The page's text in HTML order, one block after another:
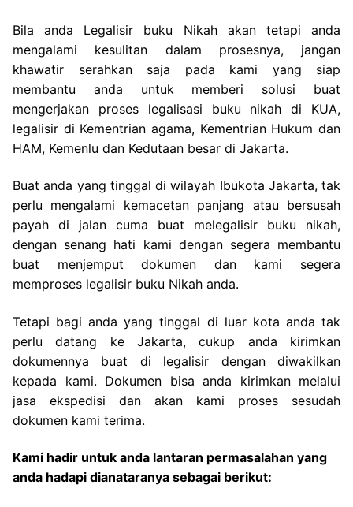
Bila anda Legalisir buku Nikah akan tetapi anda
mengalami kesulitan dalam prosesnya, jangan
khawatir serahkan saja pada kami yang siap
membantu anda untuk memberi solusi buat
mengerjakan proses legalisasi buku nikah di KUA,
legalisir di Kementrian agama, Kementrian Hukum dan
HAM, Kemenlu dan Kedutaan besar di Jakarta.
Buat anda yang tinggal di wilayah Ibukota Jakarta, tak
perlu mengalami kemacetan panjang atau bersusah
payah di jalan cuma buat melegalisir buku nikah,
dengan senang hati kami dengan segera membantu
buat menjemput dokumen dan kami segera
memproses legalisir buku Nikah anda.
Tetapi bagi anda yang tinggal di luar kota anda tak
perlu datang ke Jakarta, cukup anda kirimkan
dokumennya buat di legalisir dengan diwakilkan
kepada kami. Dokumen bisa anda kirimkan melalui
jasa ekspedisi dan akan kami proses sesudah
dokumen kami terima.
Kami hadir untuk anda lantaran permasalahan yang
anda hadapi dianataranya sebagai berikut: